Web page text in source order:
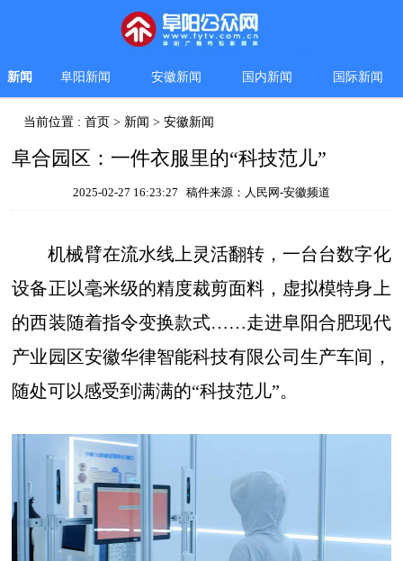
新闻 阜阳新闻 安徽新闻 国内新闻 国际新闻
当前位置 :首页 > 新闻 >安徽新闻
阜合园区：一件衣服里的“科技范儿”
2025-02-27 16:23:27 稿件来源：人民网-安徽频道
机械臂在流水线上灵活翻转，一台台数字化
设备正以毫米级的精度裁剪面料，虚拟模特身上
的西装随着指令变换款式……走进阜阳合肥现代
产业园区安徽华律智能科技有限公司生产车间，
随处可以感受到满满的“科技范儿”。